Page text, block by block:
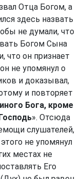
Отца Богом, а
здесь назвать
не думали, что
Богом Сына
что он признает
не упомянул о
и доказывал,
и повторяет
иного Бога, кроме
». Отсюда
слушателей,
не упомянул
местах не
Его